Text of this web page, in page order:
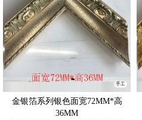
手工
金银箔系列银色面宽72MM*高
36MM